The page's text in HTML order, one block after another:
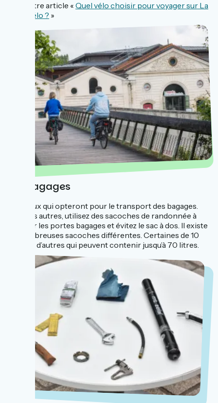
Lire notre article « Quel vélo choisir pour voyager sur La
Flow Vélo ? »
Les bagages
Il y a ceux qui opteront pour le transport des bagages.
Pour les autres, utilisez des sacoches de randonnée à
fixer sur les portes bagages et évitez le sac à dos. Il existe
de nombreuses sacoches différentes. Certaines de 10
litres et d’autres qui peuvent contenir jusqu’à 70 litres.